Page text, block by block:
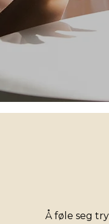
Å føle seg